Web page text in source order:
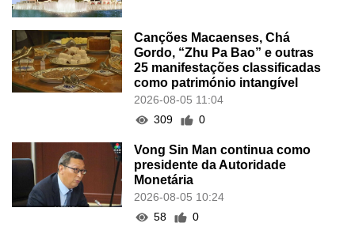
Canções Macaenses, Chá
Gordo, “Zhu Pa Bao” e outras
25 manifestações classificadas
como património intangível
2026-08-05 11:04
309
0
Vong Sin Man continua como
presidente da Autoridade
Monetária
2026-08-05 10:24
58
0